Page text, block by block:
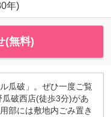
年)
(無料)
瓜破」。ぜひ一度ご覧
破西店(徒歩3分)があ
部には敷地内ごみ置き